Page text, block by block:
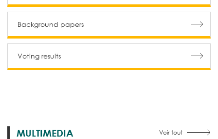
Background papers
Voting results
MULTIMEDIA Voir tout